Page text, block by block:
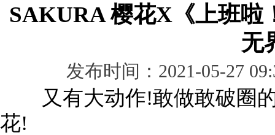
SAKURA 樱花X《上班啦
无
发布时间：2021-05-27
又有大动作!敢做敢破圈的
花!